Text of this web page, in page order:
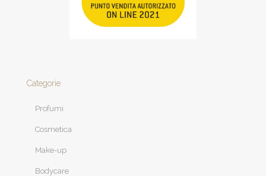
Categorie
Profumi
Cosmetica
Make-up
Bodycare